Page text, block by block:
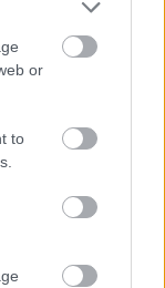
or
to